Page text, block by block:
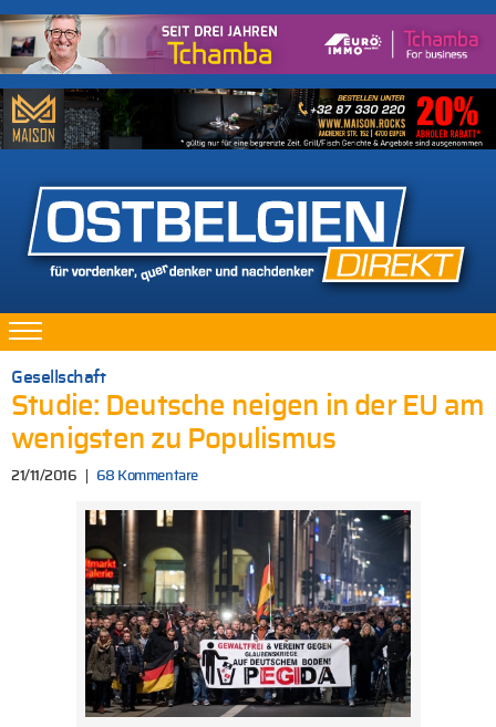
Gesellschaft
Studie: Deutsche neigen in der EU am
wenigsten zu Populismus
21/11/2016 68 Kommentare